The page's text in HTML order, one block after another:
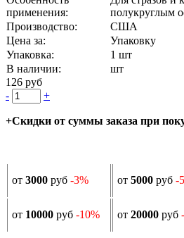
применения:
полукруглым
Производство:
США
Цена за:
Упаковку
Упаковка:
1 шт
В наличии:
шт
126 руб
-
+
+Скидки от суммы заказа при
от 3000 руб -3% от 5000 руб -
от 10000 руб -10% от 20000 руб